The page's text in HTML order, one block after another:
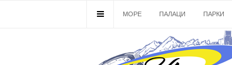
МОРЕ ПАЛАЦИ ПАРКИ